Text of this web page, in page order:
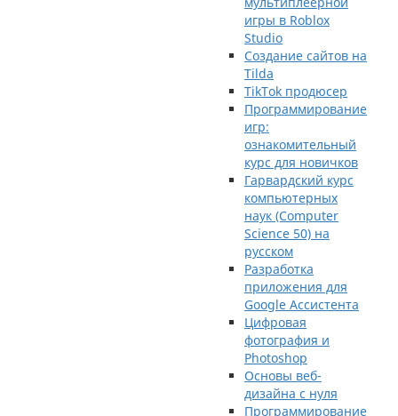
игры в Roblox
Studio
Создание сайтов на
Tilda
TikTok продюсер
Программирование
игр:
ознакомительный
курс для новичков
Гарвардский курс
компьютерных
наук (Computer
Science 50) на
русском
Разработка
приложения для
Google Ассистента
Цифровая
фотография и
Photoshop
Основы веб-
дизайна с нуля
Программирование